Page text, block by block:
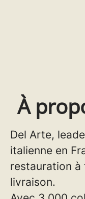
À
Del Arte,
italienne en
restauration à
livraison.